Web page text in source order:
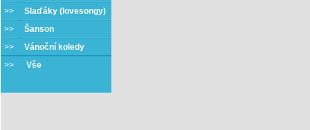
>> Slaďáky (lovesongy)
>> Šanson
>> Vánoční koledy
>>
Vše